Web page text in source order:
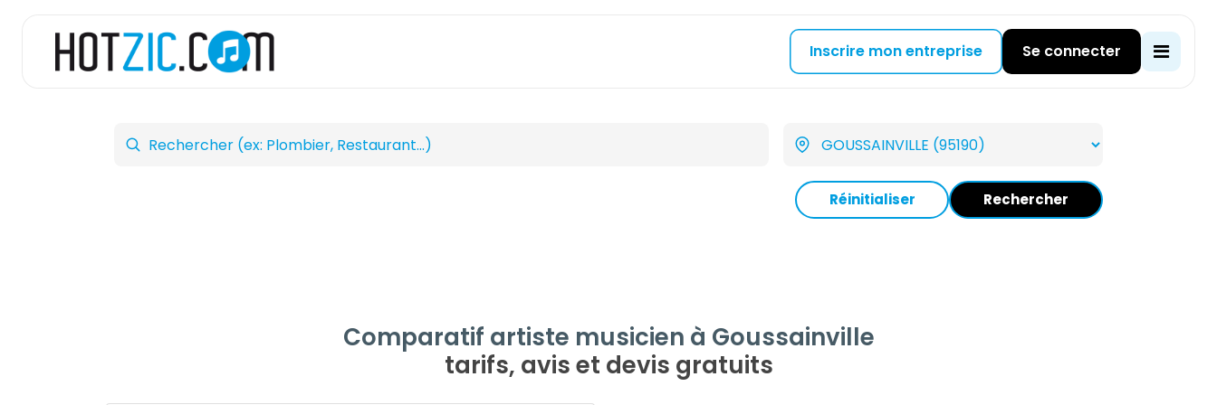
Inscrire mon entreprise Se connecter
Réinitialiser Rechercher
Comparatif artiste musicien à Goussainville
tarifs, avis et devis gratuits